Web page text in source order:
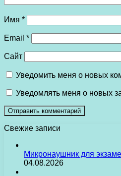
Имя *
Email *
Сайт
Уведомить меня о новых
Уведомлять меня о новых
Свежие записи
Микронаушник для
04.08.2026